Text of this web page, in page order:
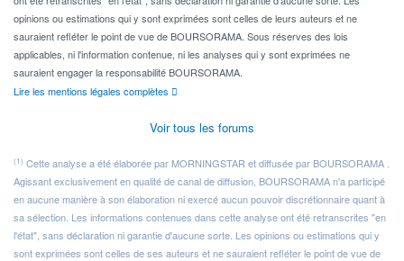
opinions ou estimations qui y sont exprimées sont celles de leurs auteurs et ne
sauraient refléter le point de vue de BOURSORAMA. Sous réserves des lois
applicables, ni l'information contenue, ni les analyses qui y sont exprimées ne
sauraient engager la responsabilité BOURSORAMA.
Lire les mentions légales complètes
Voir tous les forums
(1) Cette analyse a été élaborée par MORNINGSTAR et diffusée par BOURSORAMA .
Agissant exclusivement en qualité de canal de diffusion, BOURSORAMA n'a participé
en aucune manière à son élaboration ni exercé aucun pouvoir discrétionnaire quant à
sa sélection. Les informations contenues dans cette analyse ont été retranscrites "en
l'état", sans déclaration ni garantie d'aucune sorte. Les opinions ou estimations qui y
sont exprimées sont celles de ses auteurs et ne sauraient refléter le point de vue de